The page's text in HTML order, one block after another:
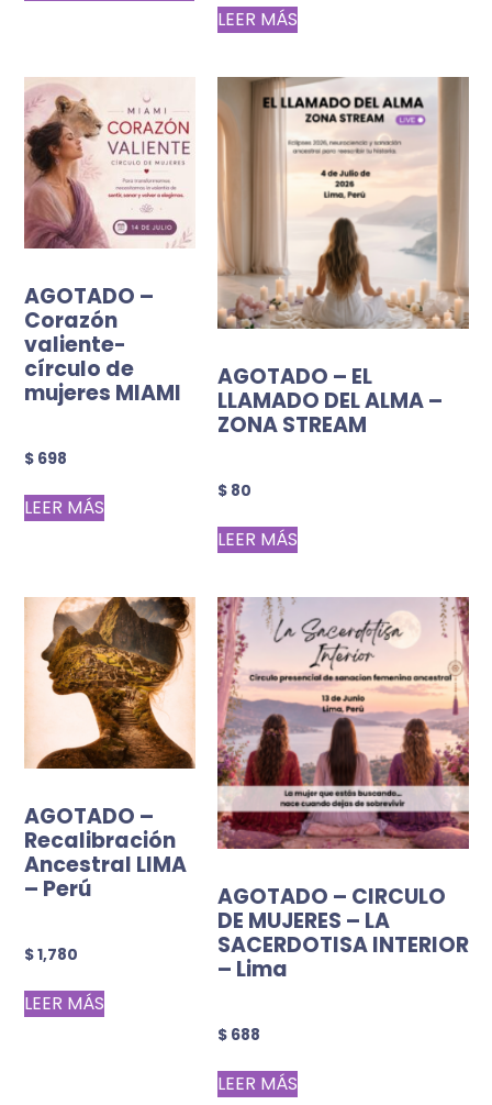
LEER MÁS
AGOTADO –
Corazón
valiente-
círculo de
mujeres MIAMI
$ 698
LEER MÁS
AGOTADO – EL
LLAMADO DEL ALMA –
ZONA STREAM
$ 80
LEER MÁS
AGOTADO –
Recalibración
Ancestral LIMA
– Perú
$1,780
LEER MÁS
AGOTADO – CIRCULO
DE MUJERES – LA
SACERDOTISA INTERIOR
– Lima
$ 688
LEER MÁS